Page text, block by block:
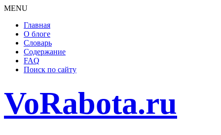
MENU
Главная
О блоге
Словарь
Содержание
FAQ
Поиск по сайту
VoRabota.ru